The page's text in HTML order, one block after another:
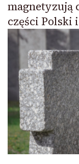
magnetyzują
części Polski